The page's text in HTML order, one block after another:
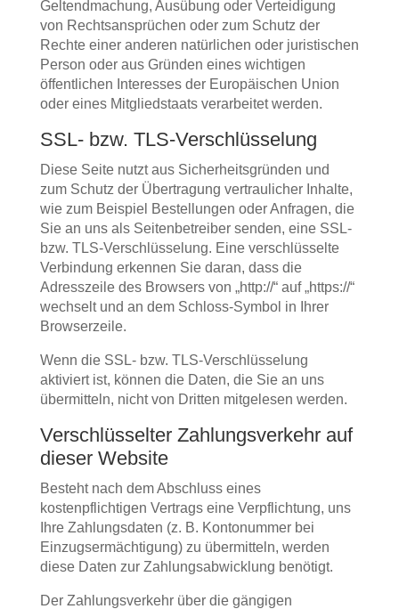
Geltendmachung, Ausübung oder Verteidigung
von Rechtsansprüchen oder zum Schutz der
Rechte einer anderen natürlichen oder juristischen
Person oder aus Gründen eines wichtigen
öffentlichen Interesses der Europäischen Union
oder eines Mitgliedstaats verarbeitet werden.
SSL- bzw. TLS-Verschlüsselung
Diese Seite nutzt aus Sicherheitsgründen und
zum Schutz der Übertragung vertraulicher Inhalte,
wie zum Beispiel Bestellungen oder Anfragen, die
Sie an uns als Seitenbetreiber senden, eine SSL-
bzw. TLS-Verschlüsselung. Eine verschlüsselte
Verbindung erkennen Sie daran, dass die
Adresszeile des Browsers von „http://“ auf „https://“
wechselt und an dem Schloss-Symbol in Ihrer
Browserzeile.
Wenn die SSL- bzw. TLS-Verschlüsselung
aktiviert ist, können die Daten, die Sie an uns
übermitteln, nicht von Dritten mitgelesen werden.
Verschlüsselter Zahlungsverkehr auf
dieser Website
Besteht nach dem Abschluss eines
kostenpflichtigen Vertrags eine Verpflichtung, uns
Ihre Zahlungsdaten (z. B. Kontonummer bei
Einzugsermächtigung) zu übermitteln, werden
diese Daten zur Zahlungsabwicklung benötigt.
Der Zahlungsverkehr über die gängigen